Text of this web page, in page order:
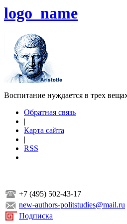
logo_name
Воспитание нуждается в трех
Обратная связь
|
Карта сайта
|
RSS
+7 (495) 502-43-17
new-authors-politstudies@mail.ru
Подписка